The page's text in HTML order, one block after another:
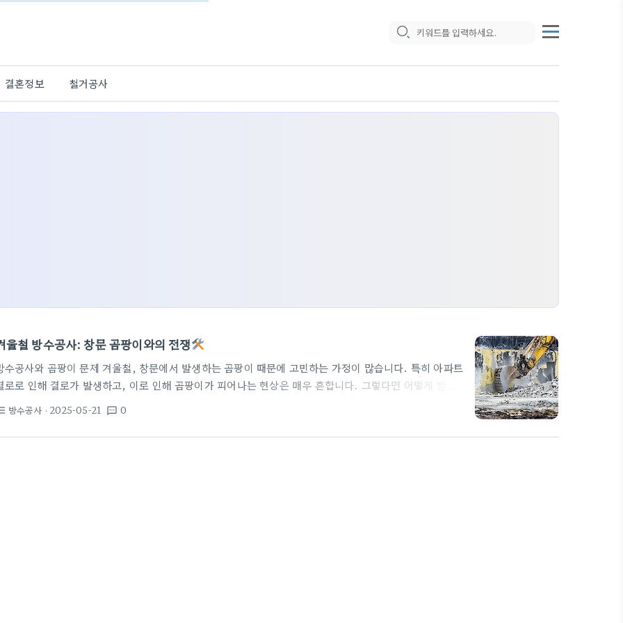
결혼정보 철거공사
울철 방수공사: 창문 곰팡이와의 전쟁
수공사와 곰팡이 문제 겨울철, 창문에서 발생하는 곰팡이 때문에 고민하는 가정이 많습니다. 특히 아파트
로로 인해 결로가 발생하고, 이로 인해 곰팡이가 피어나는 현상은 매우 흔합니다. 그렇다면 어떻게 방수
라는 특성을 가지고 있습니다. 창문주변, 특히 실리콘 부분에서 많이 발생하는데요. 이는 주로 결로와 관련
있습니다. 겨울철 실내와 실외의 온도차가 클 때, 차가운 창문과 따뜻한 공기의 접촉으로 인해 수분이 발
방수공사 · 2025-05-21 textsms 0